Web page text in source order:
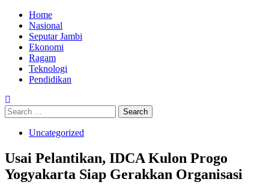
Skip
content
Primary
Menu
Home
Nasional
Seputar Jambi
Ekonomi
Ragam
Teknologi
Pendidikan
Search
for:
Uncategorized
Usai Pelantikan, IDCA Kulon Progo
Yogyakarta Siap Gerakkan Organisasi